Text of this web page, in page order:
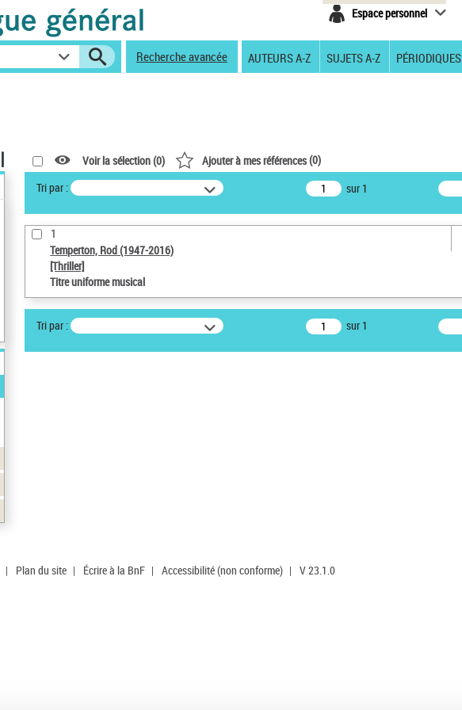
Espace personnel
Recherche avancée AUTEURS A-Z SUJETS A-Z PÉRIODIQUES
Voir la sélection (0) Ajouter à mes références(0)
Tri par :
sur 1
1
Temperton, Rod (1947-2016)
[Thriller]
Titre uniforme musical
Tri par : sur 1
| Plan du site | Écrire à la BnF | Accessibilité (non conforme) | V 23.1.0